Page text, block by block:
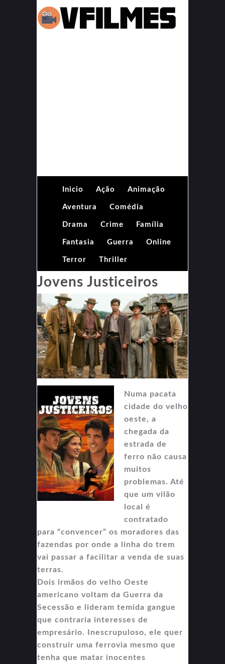
Inicio Ação Animação
Aventura Comédia
Drama Crime Família
Fantasia Guerra Online
Terror Thriller
Jovens Justiceiros
Numa pacata
cidade do velho
oeste, a
chegada da
estrada de
ferro não causa
muitos
problemas. Até
que um vilão
local é
contratado
para “convencer” os moradores das
fazendas por onde a linha do trem
vai passar a facilitar a venda de suas
terras.
Dois irmãos do velho Oeste
americano voltam da Guerra da
Secessão e lideram temida gangue
que contraria interesses de
empresário. Inescrupuloso, ele quer
construir uma ferrovia mesmo que
tenha que matar inocentes